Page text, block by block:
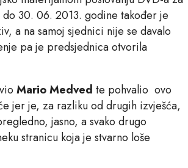
30. 06. 2013. godine također je
a na samoj sjednici nije se davalo
pa je predsjednica otvorila
Mario Medved te pohvalio ovo
jer je, za razliku od drugih izvješća,
jasno, a svako drugo
stranicu koja je stvarno loše